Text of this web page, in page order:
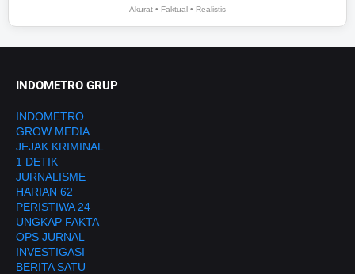
Akurat • Faktual • Realistis
INDOMETRO GRUP
INDOMETRO
GROW MEDIA
JEJAK KRIMINAL
1 DETIK
JURNALISME
HARIAN 62
PERISTIWA 24
UNGKAP FAKTA
OPS JURNAL
INVESTIGASI
BERITA SATU